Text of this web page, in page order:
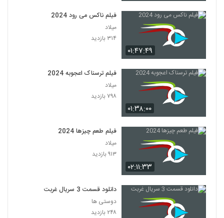
۰۱:۴۷:۴۹
فیلم ناکس می رود 2024
میلاد
۳۱۴ بازدید
۰۱:۳۸:۰۰
فیلم ترسناک اعجوبه 2024
میلاد
۷۹۸ بازدید
۰۲:۱۱:۳۳
فیلم طعم چیزها 2024
میلاد
۹۱۳ بازدید
دانلود قسمت 3 سریال غربت
دوستی ها
۲۴۸ بازدید